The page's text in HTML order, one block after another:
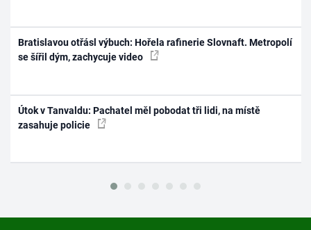
Bratislavou otřásl výbuch: Hořela rafinerie Slovnaft. Metropolí
se šířil dým, zachycuje video
Útok v Tanvaldu: Pachatel měl pobodat tři lidi, na místě
zasahuje policie